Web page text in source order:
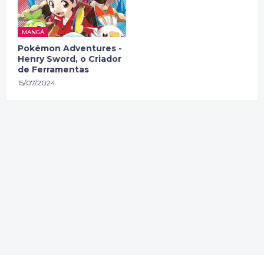
MANGÁ
Pokémon Adventures -
Henry Sword, o Criador
de Ferramentas
15/07/2024